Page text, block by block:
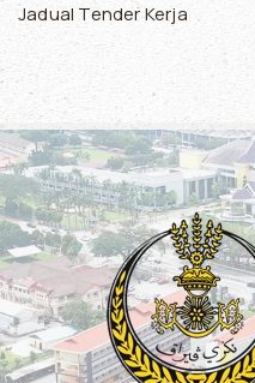
Jadual Tender Kerja